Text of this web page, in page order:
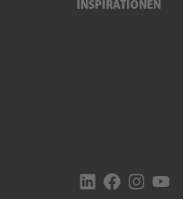
INSPIRATIONEN